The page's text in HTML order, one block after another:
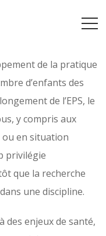
de la pratique
d’enfants des
de l’EPS, le
y compris aux
ou en situation
privilégie
que la recherche
une discipline.
des enjeux de santé,